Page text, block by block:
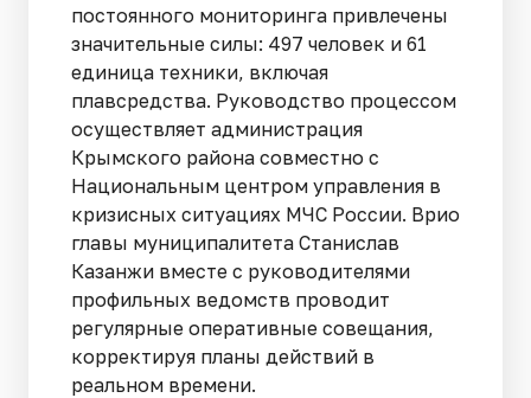
постоянного мониторинга привлечены
значительные силы: 497 человек и 61
единица техники, включая
плавсредства. Руководство процессом
осуществляет администрация
Крымского района совместно с
Национальным центром управления в
кризисных ситуациях МЧС России. Врио
главы муниципалитета Станислав
Казанжи вместе с руководителями
профильных ведомств проводит
регулярные оперативные совещания,
корректируя планы действий в
реальном времени.